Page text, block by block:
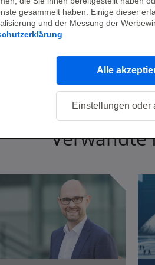
gesammelt haben. Einige dieser
und der Messung der
Alle
Einstellungen oder
Data-Driven Decision
faktenbasierte IT-
Verwandte